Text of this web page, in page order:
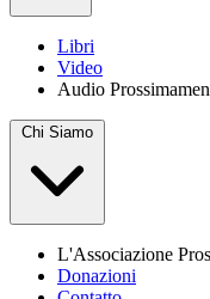
Libri
Video
Audio
Chi Siamo
L'Associazione
Donazioni